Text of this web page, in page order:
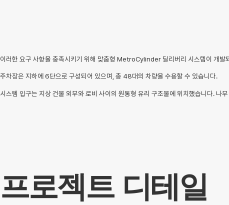
이러한 요구 사항을 충족시키기 위해 맞춤형 MetroCylinder 딜리버리 시스템이 개발
주차장은 지하에 6단으로 구성되어 있으며, 총 48대의 차량을 수용할 수 있습니다.
시스템 입구는 지상 건물 외부와 로비 사이의 원통형 유리 구조물에 위치했습니다. 나
프로젝트 디테일